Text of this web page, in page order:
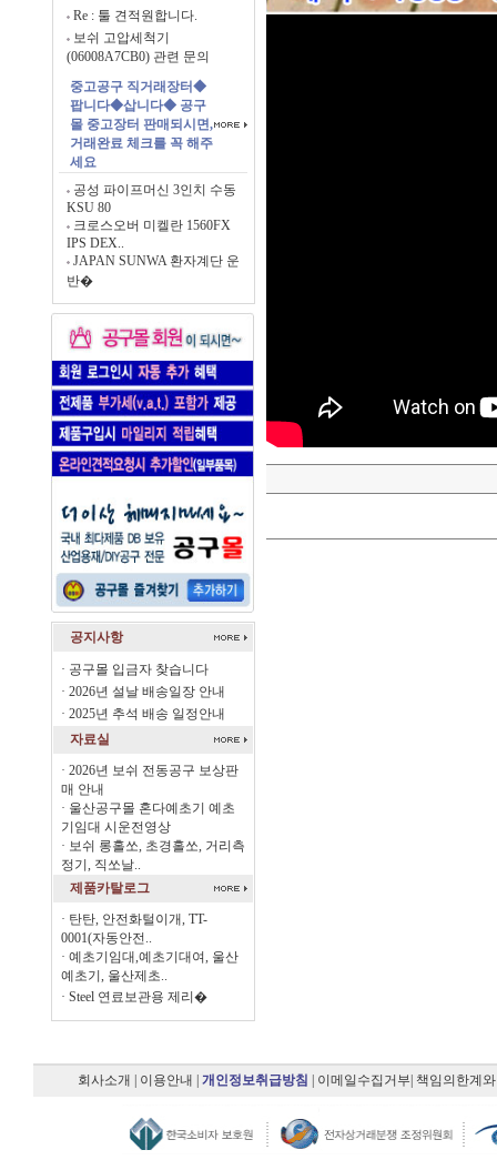
Re : 툴 견적원합니다.
보쉬 고압세척기
(06008A7CB0) 관련 문의
중고공구 직거래장터◆
팝니다◆삽니다◆ 공구
몰 중고장터 판매되시면,
거래완료 체크를 꼭 해주
세요
공성 파이프머신 3인치 수동
KSU 80
크로스오버 미켈란 1560FX
IPS DEX..
JAPAN SUNWA 환자계단 운
반�
공지사항
· 공구몰 입금자 찾습니다
· 2026년 설날 배송일장 안내
· 2025년 추석 배송 일정안내
자료실
· 2026년 보쉬 전동공구 보상판
매 안내
· 울산공구몰 혼다예초기 예초
기임대 시운전영상
· 보쉬 롱홀쏘, 초경홀쏘, 거리측
정기, 직쏘날..
제품카탈로그
· 탄탄, 안전화털이개, TT-
0001(자동안전..
· 예초기임대,예초기대여, 울산
예초기, 울산제초..
· Steel 연료보관용 제리�
회사소개 이용안내 개인정보취급방침 이메일수집거부 책임의한계